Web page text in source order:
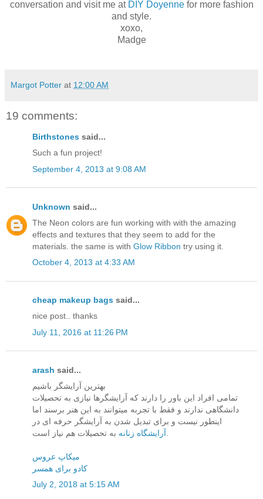
conversation and visit me at DIY Doyennefor more fashion
and style.
xoxo,
Madge
Margot Potter at 12:00 AM
19 comments:
Birthstones said...
Such a fun project!
September 4, 2013 at 9:08 AM
Unknown said...
The Neon colors are fun working with with the amazing
effects and textures that they seem to add for the
materials. the same is with Glow Ribbon try using it.
October 4, 2013 at 4:33 AM
cheap makeup bags said...
nice post.. thanks
July 11, 2016 at 11:26 PM
arash said...
بهترین آرایشگر باشیم
تمامی افراد این باور را دارند که آرایشگرها نیازی به تحصیلات
دانشگاهی ندارند و فقط با تجربه میتوانند به این هنر برسند اما
اینطور نیست و برای تبدیل شدن به آرایشگر حرفه ای در
آرایشگاه زنانه
میکاپ عروس
کادو برای همسر
July 2, 2018 at 5:15 AM